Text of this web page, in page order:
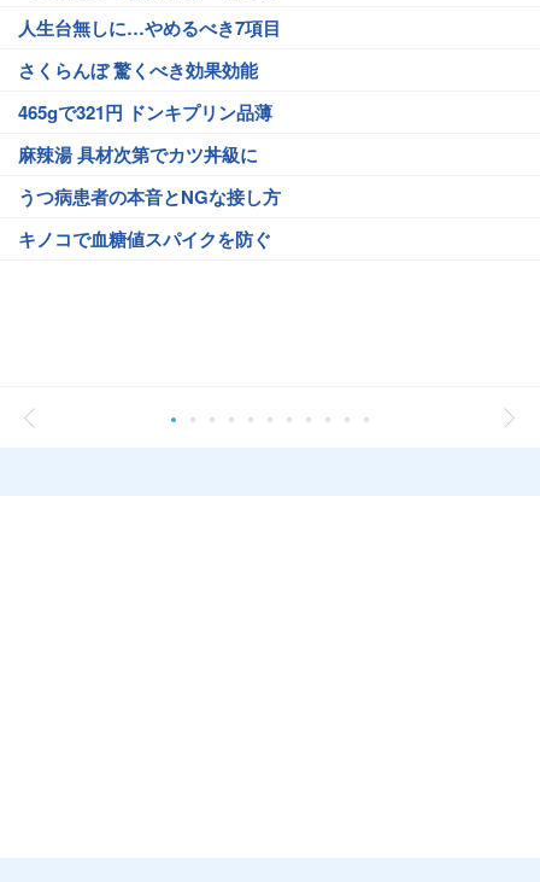
人生台無しに…やめるべき7項目
さくらんぼ 驚くべき効果効能
465gで321円 ドンキプリン品薄
麻辣湯 具材次第でカツ丼級に
うつ病患者の本音とNGな接し方
キノコで血糖値スパイクを防ぐ